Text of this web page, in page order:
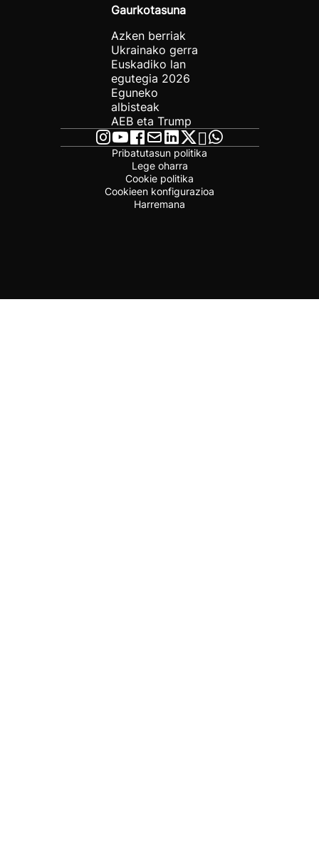
Gaurkotasuna
Azken berriak
Ukrainako gerra
Euskadiko lan
egutegia 2026
Eguneko
albisteak
AEB eta Trump
Pribatutasun politika
Lege oharra
Cookie politika
Cookieen konfigurazioa
Harremana